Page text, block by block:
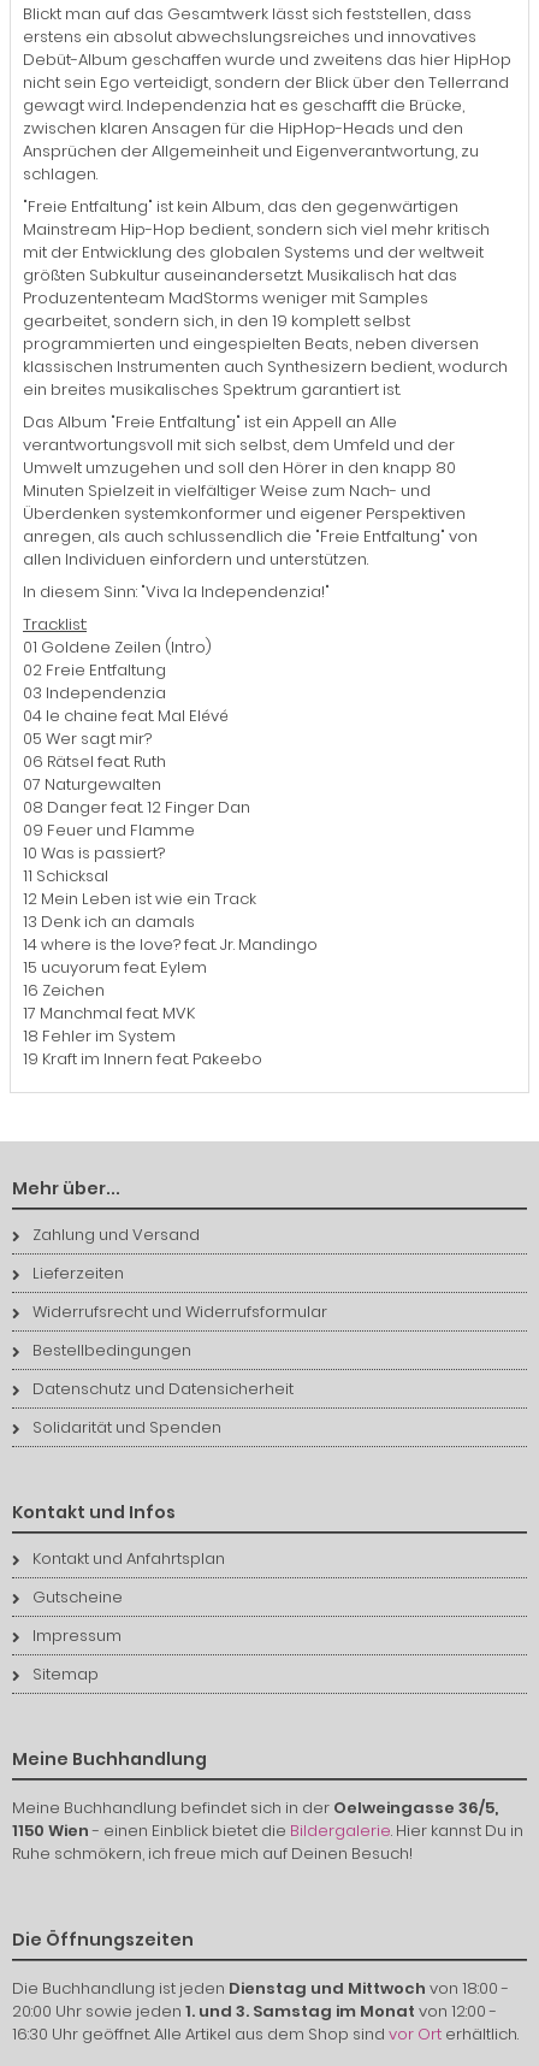
Blickt man auf das Gesamtwerk lässt sich feststellen, dass
erstens ein absolut abwechslungsreiches und innovatives
Debüt-Album geschaffen wurde und zweitens das hier HipHop
nicht sein Ego verteidigt, sondern der Blick über den Tellerrand
gewagt wird. Independenzia hat es geschafft die Brücke,
zwischen klaren Ansagen für die HipHop-Heads und den
Ansprüchen der Allgemeinheit und Eigenverantwortung, zu
schlagen.
"Freie Entfaltung" ist kein Album, das den gegenwärtigen
Mainstream Hip-Hop bedient, sondern sich viel mehr kritisch
mit der Entwicklung des globalen Systems und der weltweit
größten Subkultur auseinandersetzt. Musikalisch hat das
Produzententeam MadStorms weniger mit Samples
gearbeitet, sondern sich, in den 19 komplett selbst
programmierten und eingespielten Beats, neben diversen
klassischen Instrumenten auch Synthesizern bedient, wodurch
ein breites musikalisches Spektrum garantiert ist.
Das Album "Freie Entfaltung" ist ein Appell an Alle
verantwortungsvoll mit sich selbst, dem Umfeld und der
Umwelt umzugehen und soll den Hörer in den knapp 80
Minuten Spielzeit in vielfältiger Weise zum Nach- und
Überdenken systemkonformer und eigener Perspektiven
anregen, als auch schlussendlich die "Freie Entfaltung" von
allen Individuen einfordern und unterstützen.
In diesem Sinn: "Viva la Independenzia!"
Tracklist:
01 Goldene Zeilen (Intro)
02 Freie Entfaltung
03 Independenzia
04 le chaine feat. Mal Elévé
05 Wer sagt mir?
06 Rätsel feat. Ruth
07 Naturgewalten
08 Danger feat. 12 Finger Dan
09 Feuer und Flamme
10 Was is passiert?
11 Schicksal
12 Mein Leben ist wie ein Track
13 Denk ich an damals
14 where is the love? feat. Jr. Mandingo
15 ucuyorum feat. Eylem
16 Zeichen
17 Manchmal feat. MVK
18 Fehler im System
19 Kraft im Innern feat. Pakeebo
Mehr über...
Zahlung und Versand
Lieferzeiten
Widerrufsrecht und Widerrufsformular
Bestellbedingungen
Datenschutz und Datensicherheit
Solidarität und Spenden
Kontakt und Infos
Kontakt und Anfahrtsplan
Gutscheine
Impressum
Sitemap
Meine Buchhandlung
Meine Buchhandlung befindet sich in der Oelweingasse 36/5,
1150 Wien- einen Einblick bietet die Bildergalerie. Hier kannst Du in
Ruhe schmökern, ich freue mich auf Deinen Besuch!
Die Öffnungszeiten
Die Buchhandlung ist jeden Dienstag und Mittwoch von 18:00 -
20:00 Uhr sowie jeden 1. und 3. Samstag im Monat von 12:00 -
16:30 Uhr geöffnet. Alle Artikel aus dem Shop sind vor Ort erhältlich.